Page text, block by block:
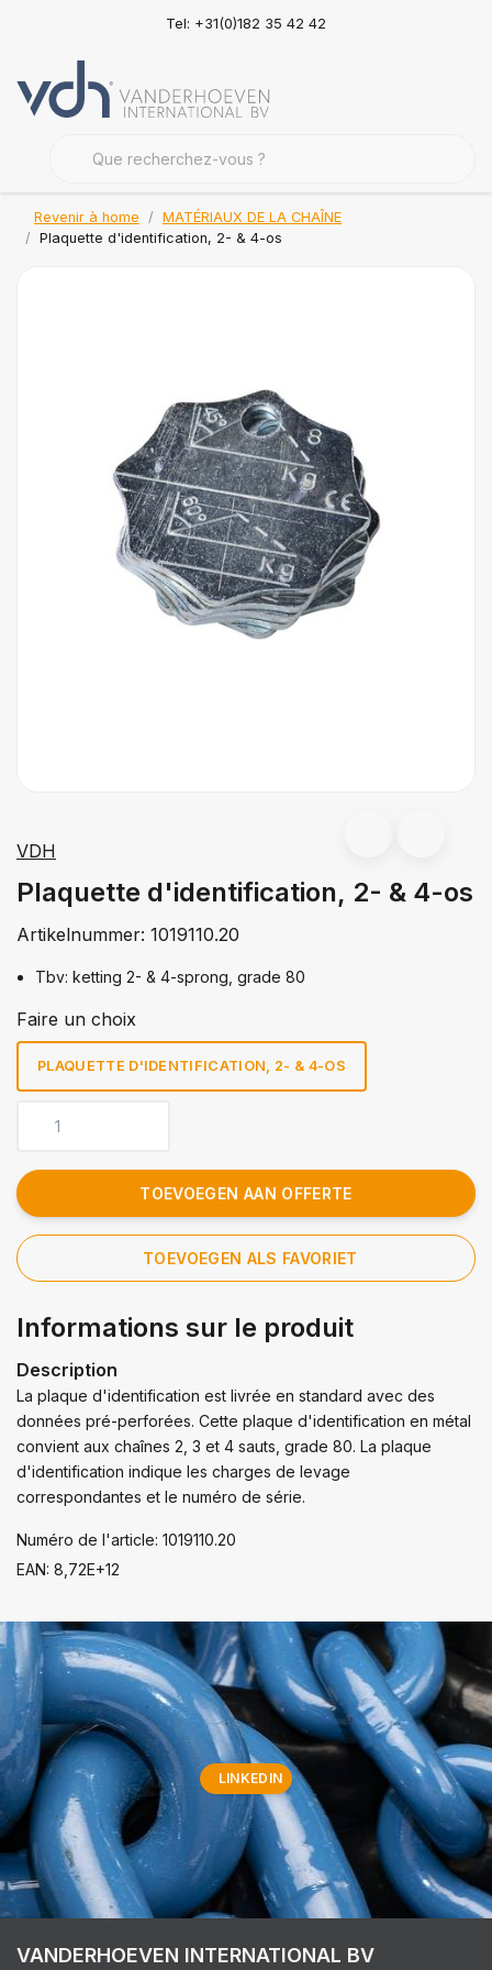
Tel: +31(0)182 35 42 42
Revenir à home
MATÉRIAUX DE LA CHAÎNE
Plaquette d'identification, 2- & 4-os
VDH
Plaquette d'identification, 2- & 4-os
Artikelnummer: 1019110.20
Tbv: ketting 2- & 4-sprong, grade 80
Faire un choix
PLAQUETTE D'IDENTIFICATION, 2- & 4-OS
TOEVOEGEN AAN OFFERTE
TOEVOEGEN ALS FAVORIET
Informations sur le produit
Description
La plaque d'identification est livrée en standard avec des
données pré-perforées. Cette plaque d'identification en métal
convient aux chaînes 2, 3 et 4 sauts, grade 80. La plaque
d'identification indique les charges de levage
correspondantes et le numéro de série.
Numéro de l'article: 1019110.20
EAN: 8,72E+12
LINKEDIN
VANDERHOEVEN INTERNATIONAL BV